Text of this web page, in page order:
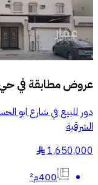
عروض مطابقة في
دور للبيع في شارع ابو
الشرقية
1,650,000
§
400م²